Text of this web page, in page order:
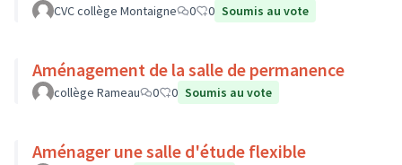
CVC collège Montaigne 0 0 Soumis au vote
Aménagement de la salle de permanence
collège Rameau 0 0 Soumis au vote
Aménager une salle d'étude flexible